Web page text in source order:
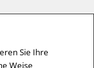
Sie Ihre
Weise